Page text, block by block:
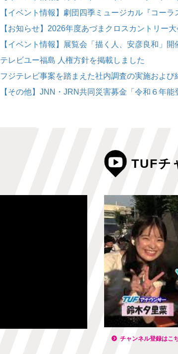
【イベント情報】劇団四季ミュージカル『コー
【お知らせ】2026年度あづまクロスカントリー
【イベント情報】展覧会「描く人、安彦良和」開
テレビユー福島 人権方針を掲載しました
フジテレビ事案を踏まえた社内調査の実施および
【その他】JNN・JRN共同災害募金「令和６年
TUFチ
チャンネル登録はこ